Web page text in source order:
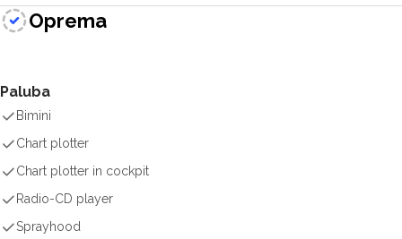
Oprema
Paluba
Bimini
Chart plotter
Chart plotter in cockpit
Radio-CD player
Sprayhood